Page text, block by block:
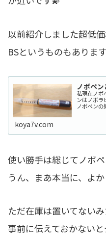
以前紹介しました超低
BSというものもありま
ノボペ
私現在ノボ
ンはノボラ
ノボペンの
koya7v.com
使い勝手は総じてノボ
うん、まあ本当に、よ
ただ在庫は置いてない
事前に伝えておかない